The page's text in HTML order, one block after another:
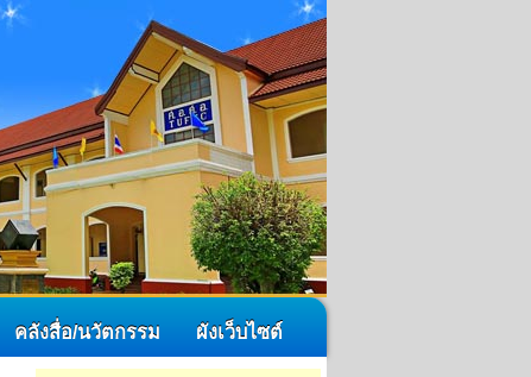
คลังสื่อ/นวัตกรรม ผังเว็บไซต์